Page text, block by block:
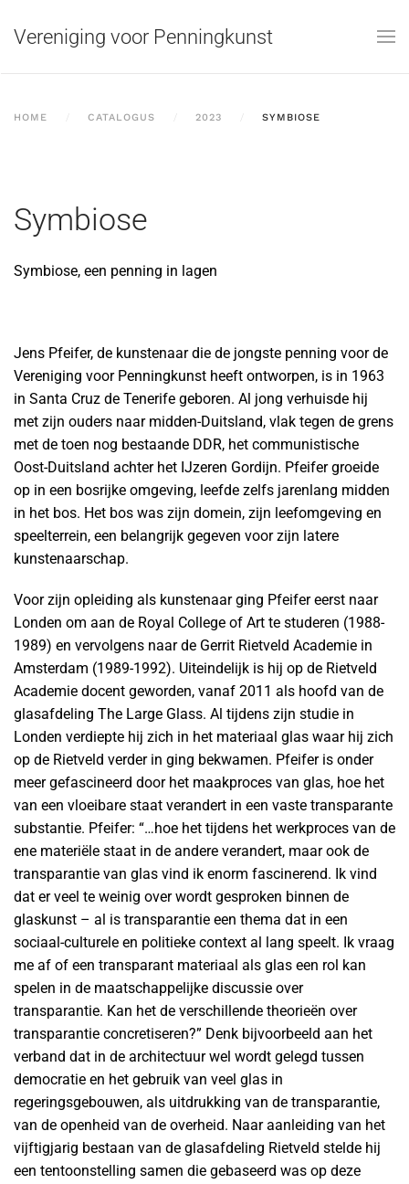
Skip to main content
Vereniging voor Penningkunst
HOME CATALOGUS 2023 SYMBIOSE
Symbiose
Symbiose, een penning in lagen
Jens Pfeifer, de kunstenaar die de jongste penning voor de
Vereniging voor Penningkunst heeft ontworpen, is in 1963
in Santa Cruz de Tenerife geboren. Al jong verhuisde hij
met zijn ouders naar midden-Duitsland, vlak tegen de grens
met de toen nog bestaande DDR, het communistische
Oost-Duitsland achter het IJzeren Gordijn. Pfeifer groeide
op in een bosrijke omgeving, leefde zelfs jarenlang midden
in het bos. Het bos was zijn domein, zijn leefomgeving en
speelterrein, een belangrijk gegeven voor zijn latere
kunstenaarschap.
Voor zijn opleiding als kunstenaar ging Pfeifer eerst naar
Londen om aan de Royal College of Art te studeren (1988-
1989) en vervolgens naar de Gerrit Rietveld Academie in
Amsterdam (1989-1992). Uiteindelijk is hij op de Rietveld
Academie docent geworden, vanaf 2011 als hoofd van de
glasafdeling The Large Glass. Al tijdens zijn studie in
Londen verdiepte hij zich in het materiaal glas waar hij zich
op de Rietveld verder in ging bekwamen. Pfeifer is onder
meer gefascineerd door het maakproces van glas, hoe het
van een vloeibare staat verandert in een vaste transparante
substantie. Pfeifer: “…hoe het tijdens het werkproces van de
ene materiële staat in de andere verandert, maar ook de
transparantie van glas vind ik enorm fascinerend. Ik vind
dat er veel te weinig over wordt gesproken binnen de
glaskunst – al is transparantie een thema dat in een
sociaal-culturele en politieke context al lang speelt. Ik vraag
me af of een transparant materiaal als glas een rol kan
spelen in de maatschappelijke discussie over
transparantie. Kan het de verschillende theorieën over
transparantie concretiseren?” Denk bijvoorbeeld aan het
verband dat in de architectuur wel wordt gelegd tussen
democratie en het gebruik van veel glas in
regeringsgebouwen, als uitdrukking van de transparantie,
van de openheid van de overheid. Naar aanleiding van het
vijftigjarig bestaan ​​van de glasafdeling Rietveld stelde hij
een tentoonstelling samen die gebaseerd was op deze